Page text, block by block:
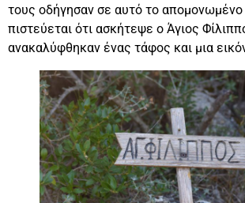
τους οδήγησαν σε αυτό το απομονωμένο
πιστεύεται ότι ασκήτεψε ο Άγιος
ανακαλύφθηκαν ένας τάφος και μια